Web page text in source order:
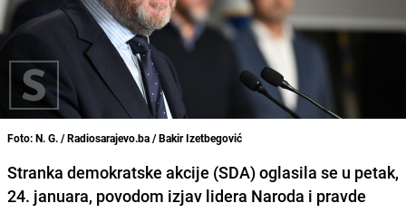
Foto: N. G. / Radiosarajevo.ba / Bakir Izetbegović
Stranka demokratske akcije (SDA) oglasila se u petak,
24. januara, povodom izjav lidera Naroda i pravde